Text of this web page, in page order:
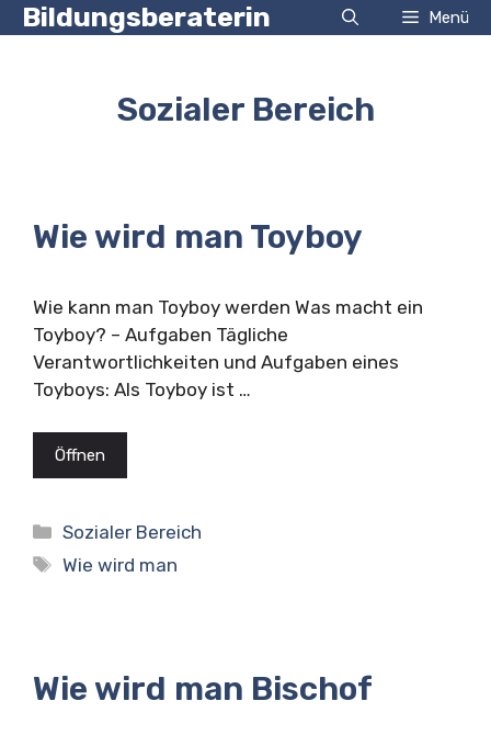
Zum
Inhalt
Bildungsberaterin Menü
Sozialer Bereich
Wie wird man Toyboy
Wie kann man Toyboy werden Was macht ein
Toyboy? – Aufgaben Tägliche
Verantwortlichkeiten und Aufgaben eines
Toyboys: Als Toyboy ist …
Öffnen
Kategorien
Sozialer Bereich
Schlagwörter
Wie wird man
Wie wird man Bischof